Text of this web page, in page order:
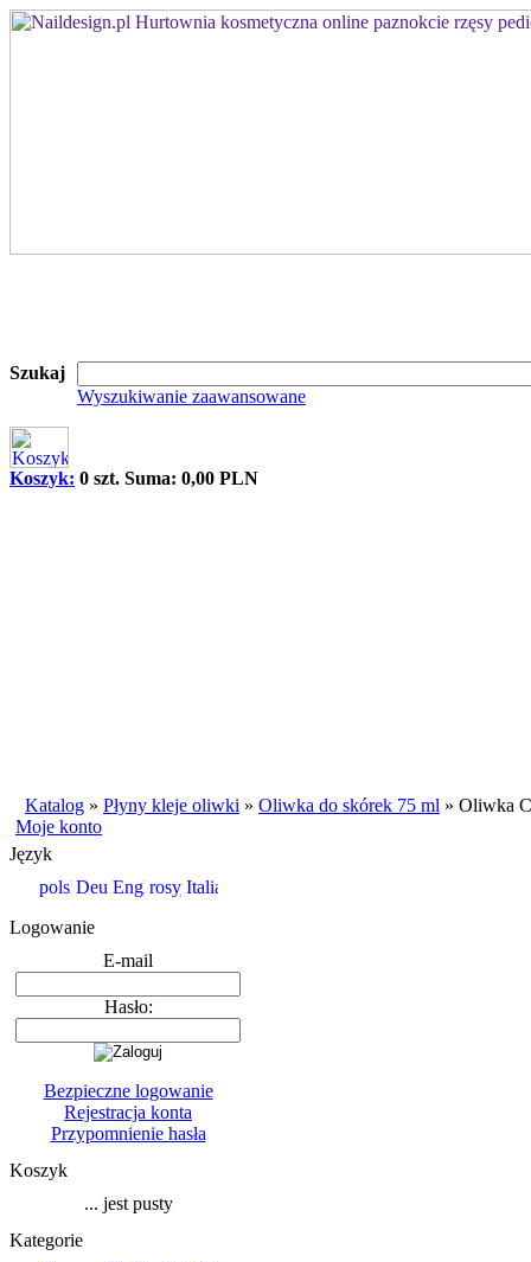
Szukaj
Wyszukiwanie zaawansowane
Koszyk: 0 szt. Suma: 0,00 PLN
Katalog » Płyny kleje oliwki » Oliwka do skórek 75 ml » Oliwka
Moje konto
Język
Logowanie
E-mail
Hasło:
Bezpieczne logowanie
Rejestracja konta
Przypomnienie hasła
Koszyk
... jest pusty
Kategorie